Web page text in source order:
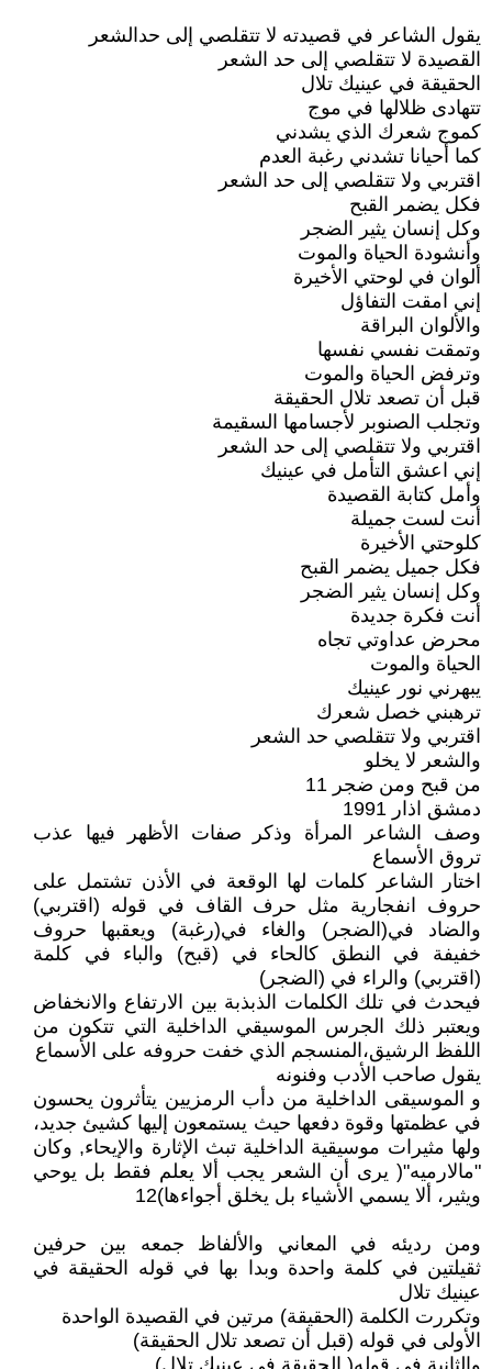
يقول الشاعر في قصيدته لا تتقلصي إلى حدالشعر
القصيدة لا تتقلصي إلى حد الشعر
الحقيقة في عينيك تلال
تتهادى ظلالها في موج
كموج شعرك الذي يشدني
كما أحيانا تشدني رغبة العدم
اقتربي ولا تتقلصي إلى حد الشعر
فكل يضمر القبح
وكل إنسان يثير الضجر
وأنشودة الحياة والموت
ألوان في لوحتي الأخيرة
إني امقت التفاؤل
والألوان البراقة
وتمقت نفسي نفسها
وترفض الحياة والموت
قبل أن تصعد تلال الحقيقة
وتجلب الصنوبر لأجسامها السقيمة
اقتربي ولا تتقلصي إلى حد الشعر
إني اعشق التأمل في عينيك
وأمل كتابة القصيدة
أنت لست جميلة
كلوحتي الأخيرة
فكل جميل يضمر القبح
وكل إنسان يثير الضجر
أنت فكرة جديدة
محرض عداوتي تجاه
الحياة والموت
يبهرني نور عينيك
ترهبني خصل شعرك
اقتربي ولا تتقلصي حد الشعر
والشعر لا يخلو
من قبح ومن ضجر 11
دمشق اذار 1991
وصف الشاعر المرأة وذكر صفات الأظهر فيها عذب
تروق الأسماع
اختار الشاعر كلمات لها الوقعة في الأذن تشتمل على
حروف انفجارية مثل حرف القاف في قوله (اقتربي)
والضاد في(الضجر) والغاء في(رغبة) ويعقبها حروف
خفيفة في النطق كالحاء في (قبح) والباء في كلمة
(اقتربي) والراء في (الضجر)
فيحدث في تلك الكلمات الذبذبة بين الارتفاع والانخفاض
ويعتبر ذلك الجرس الموسيقي الداخلية التي تتكون من
اللفظ الرشيق،المنسجم الذي خفت حروفه على الأسماع
يقول صاحب الأدب وفنونه
و الموسيقى الداخلية من دأب الرمزيين يتأثرون يحسون
في عظمتها وقوة دفعها حيث يستمعون إليها كشيئ جديد،
ولها مثيرات موسيقية الداخلية تبث الإثارة والإيحاء, وكان
"مالارميه"( يرى أن الشعر يجب ألا يعلم فقط بل يوحي
ويثير، ألا يسمي الأشياء بل يخلق أجواءها)12
ومن رديئه في المعاني والألفاظ جمعه بين حرفين
ثقيلتين في كلمة واحدة وبدا بها في قوله الحقيقة في
عينيك تلال
وتكررت الكلمة (الحقيقة) مرتين في القصيدة الواحدة
الأولى في قوله (قبل أن تصعد تلال الحقيقة)